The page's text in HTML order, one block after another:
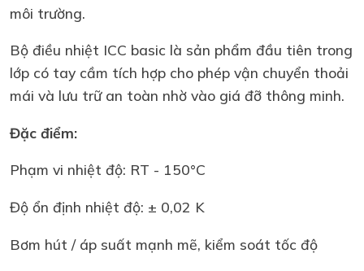
môi trường.
Bộ điều nhiệt ICC basic là sản phẩm đầu tiên trong
lớp có tay cầm tích hợp cho phép vận chuyển thoải
mái và lưu trữ an toàn nhờ vào giá đỡ thông minh.
Đặc điểm:
Phạm vi nhiệt độ: RT - 150°C
Độ ổn định nhiệt độ: ± 0,02 K
Bơm hút / áp suất mạnh mẽ, kiểm soát tốc độ